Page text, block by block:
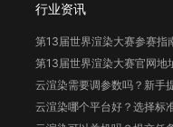
行业资讯
云渲染需要调参数吗？新手
云渲染哪个平台好？选择标